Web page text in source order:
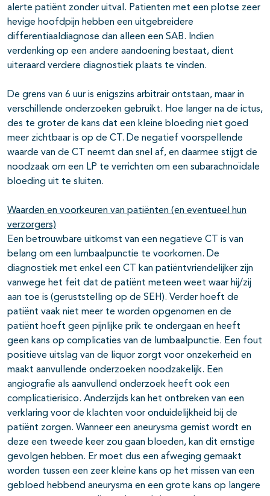
alerte patiënt zonder uitval. Patienten met een plotse zeer
hevige hoofdpijn hebben een uitgebreidere
differentiaaldiagnose dan alleen een SAB. Indien
verdenking op een andere aandoening bestaat, dient
uiteraard verdere diagnostiek plaats te vinden.
De grens van 6 uur is enigszins arbitrair ontstaan, maar in
verschillende onderzoeken gebruikt. Hoe langer na de ictus,
des te groter de kans dat een kleine bloeding niet goed
meer zichtbaar is op de CT. De negatief voorspellende
waarde van de CT neemt dan snel af, en daarmee stijgt de
noodzaak om een LP te verrichten om een subarachnoïdale
bloeding uit te sluiten.
Waarden en voorkeuren van patiënten (en eventueel hun
verzorgers)
Een betrouwbare uitkomst van een negatieve CT is van
belang om een lumbaalpunctie te voorkomen. De
diagnostiek met enkel een CT kan patiëntvriendelijker zijn
vanwege het feit dat de patiënt meteen weet waar hij/zij
aan toe is (geruststelling op de SEH). Verder hoeft de
patiënt vaak niet meer te worden opgenomen en de
patiënt hoeft geen pijnlijke prik te ondergaan en heeft
geen kans op complicaties van de lumbaalpunctie. Een fout
positieve uitslag van de liquor zorgt voor onzekerheid en
maakt aanvullende onderzoeken noodzakelijk. Een
angiografie als aanvullend onderzoek heeft ook een
complicatierisico. Anderzijds kan het ontbreken van een
verklaring voor de klachten voor onduidelijkheid bij de
patiënt zorgen. Wanneer een aneurysma gemist wordt en
deze een tweede keer zou gaan bloeden, kan dit ernstige
gevolgen hebben. Er moet dus een afweging gemaakt
worden tussen een zeer kleine kans op het missen van een
gebloed hebbend aneurysma en een grote kans op langere